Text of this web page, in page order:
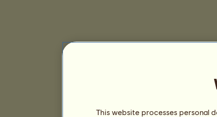
This website processes personal